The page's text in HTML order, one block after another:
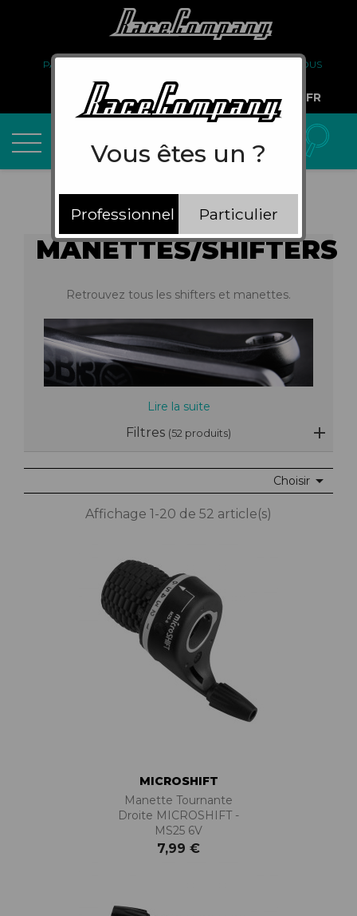
PARTENARIAT
À PROPOS DE NOUS
COMPTE PRO
FR
MANETTES/SHIFTERS
Retrouvez tous les shifters et manettes.
Lire la suite
Filtres (52 produits)
Choisir 
Affichage 1-20 de 52 article(s)
MICROSHIFT
Manette Tournante
Droite MICROSHIFT -
MS25 6V
7,99 €
Vous êtes un ?
Professionnel Particulier